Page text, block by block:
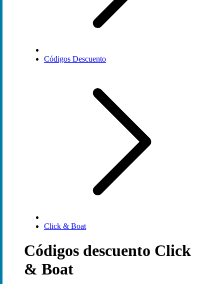
Códigos Descuento
Click & Boat
Códigos descuento Click
& Boat